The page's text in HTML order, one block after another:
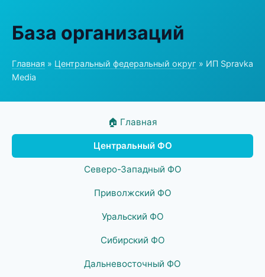
База организаций
Главная » Центральный федеральный округ » ИП Spravka
Media
🏠 Главная
Центральный ФО
Северо-Западный ФО
Приволжский ФО
Уральский ФО
Сибирский ФО
Дальневосточный ФО